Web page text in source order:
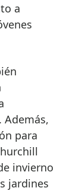
a
para
invierno
jardines